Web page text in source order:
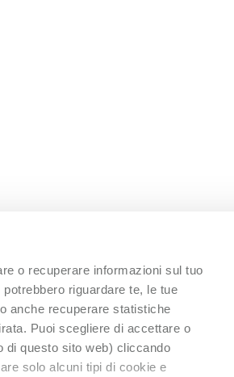
o recuperare informazioni sul tuo
riguardare te, le tue
anche recuperare statistiche
Puoi scegliere di accettare o
di questo sito web) cliccando
solo alcuni tipi di cookie e